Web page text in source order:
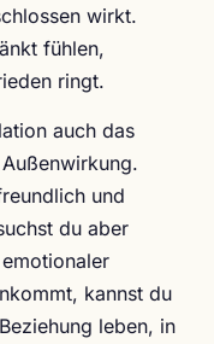
wirkt.
fühlen,
ringt.
auch das
und
du aber
kannst du
leben, in